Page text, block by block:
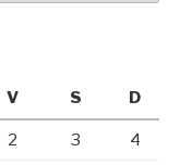
V S D
2 3 4